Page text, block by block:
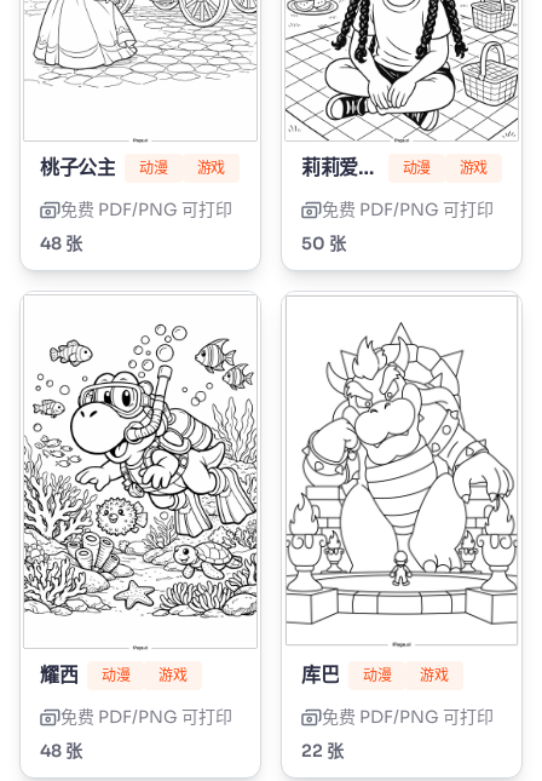
桃子公主 动漫 游戏
免费 PDF/PNG 可打印
48 张
莉莉爱编辫子 动漫 游戏
免费 PDF/PNG 可打印
50 张
耀西 动漫 游戏
免费 PDF/PNG 可打印
48 张
库巴 动漫 游戏
免费 PDF/PNG 可打印
22 张